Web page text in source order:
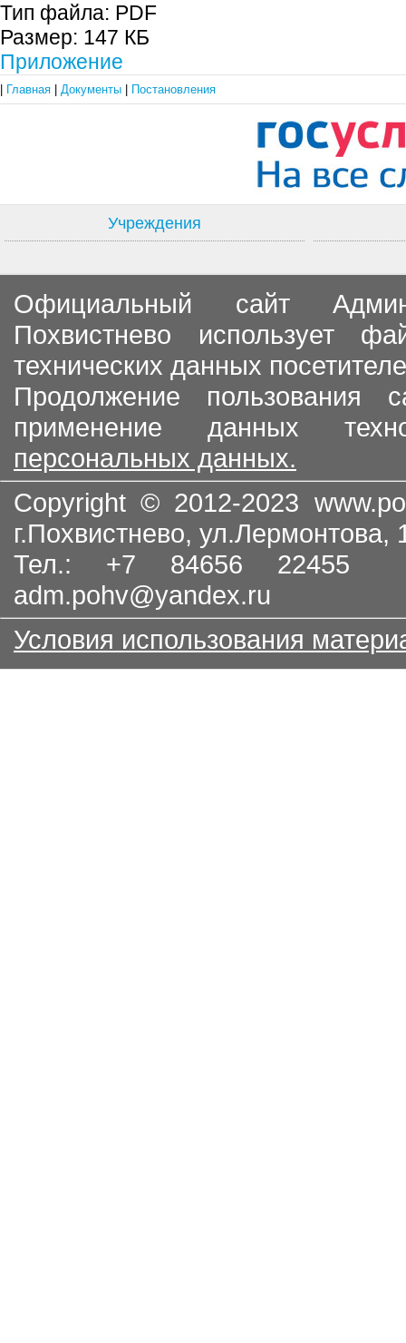
Тип файла: PDF
Размер: 147 КБ
Приложение
Главная Документы Постановления
Учреждения
Официальный сайт
Похвистнево использует
технических данных
Продолжение пользования
применение данных
персональных данных.
Copyright © 2012-2023
г.Похвистнево, ул.Лермонтова,
Тел.: +7 84656
adm.pohv@yandex.ru
Условия использования